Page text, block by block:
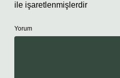
ile işaretlenmişlerdir
Yorum